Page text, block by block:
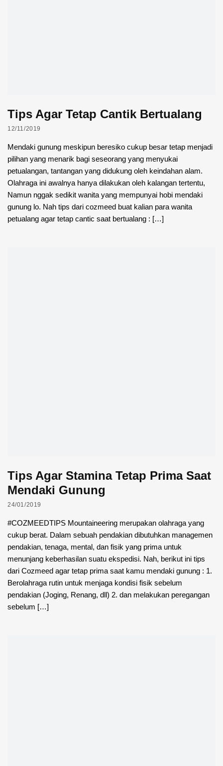
Tips Agar Tetap Cantik Bertualang
12/11/2019
Mendaki gunung meskipun beresiko cukup besar tetap menjadi
pilihan yang menarik bagi seseorang yang menyukai
petualangan, tantangan yang didukung oleh keindahan alam.
Olahraga ini awalnya hanya dilakukan oleh kalangan tertentu,
Namun nggak sedikit wanita yang mempunyai hobi mendaki
gunung lo. Nah tips dari cozmeed buat kalian para wanita
petualang agar tetap cantic saat bertualang : […]
Tips Agar Stamina Tetap Prima Saat
Mendaki Gunung
24/01/2019
#COZMEEDTIPS Mountaineering merupakan olahraga yang
cukup berat. Dalam sebuah pendakian dibutuhkan managemen
pendakian, tenaga, mental, dan fisik yang prima untuk
menunjang keberhasilan suatu ekspedisi. Nah, berikut ini tips
dari Cozmeed agar tetap prima saat kamu mendaki gunung : 1.
Berolahraga rutin untuk menjaga kondisi fisik sebelum
pendakian (Joging, Renang, dll) 2. dan melakukan peregangan
sebelum […]